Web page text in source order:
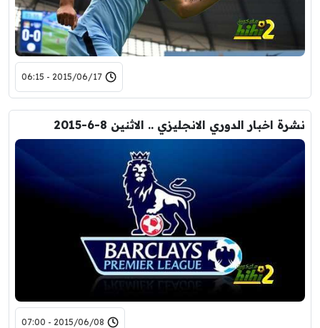
2015/06/17 - 06:15
نشرة اخبار الدوري الانجليزي .. الاثنين 8-6-2015
2015/06/08 - 07:00